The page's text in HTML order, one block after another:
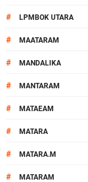
# LPMBOK UTARA
# MAATARAM
# MANDALIKA
# MANTARAM
# MATAEAM
# MATARA
# MATARA.M
# MATARAM